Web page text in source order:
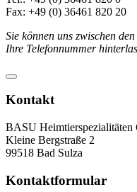
Fax: +49 (0) 36461 820 20
Sie können uns zwischen
Ihre Telefonnummer
Kontakt
BASU Heimtierspezialitäten
Kleine Bergstraße 2
99518 Bad Sulza
Kontaktformular